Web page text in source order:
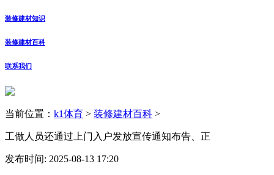
装修建材知识
装修建材百科
联系我们
当前位置： k1体育 > 装修建材百科 >
工做人员还通过上门入户发放宣传通知布告、正
发布时间: 2025-08-13 17:20